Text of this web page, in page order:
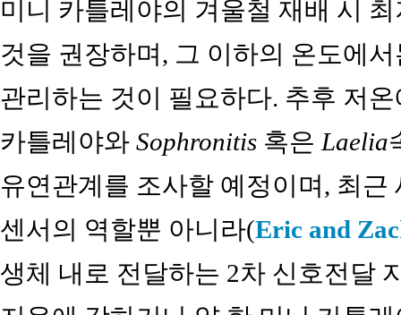
미니 카틀레야의 겨울철 재배 시
것을 권장하며, 그 이하의 온도에
관리하는 것이 필요하다. 추후 저
카틀레야와 Sophronitis 혹은 Laelia
유연관계를 조사할 예정이며, 최
센서의 역할뿐 아니라(Eric and
생체 내로 전달하는 2차 신호전달